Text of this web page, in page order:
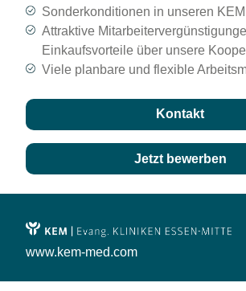
Sonderkonditionen in unseren
Attraktive
Einkaufsvorteile über unsere
Viele planbare und flexible
Kontakt
Jetzt bewerben
www.kem-med.com